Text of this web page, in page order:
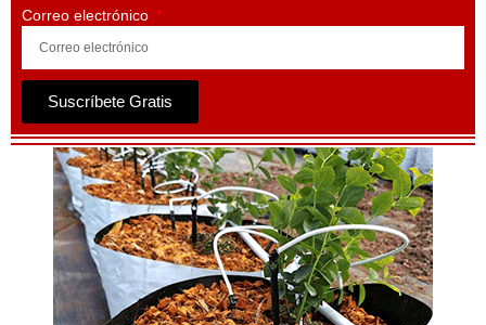
Correo electrónico
Suscríbete Gratis